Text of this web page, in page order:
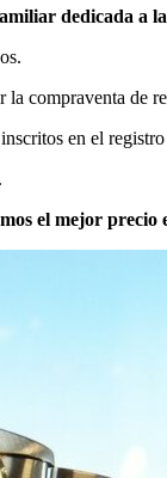
dedicada a
la compraventa de
en el
el mejor precio